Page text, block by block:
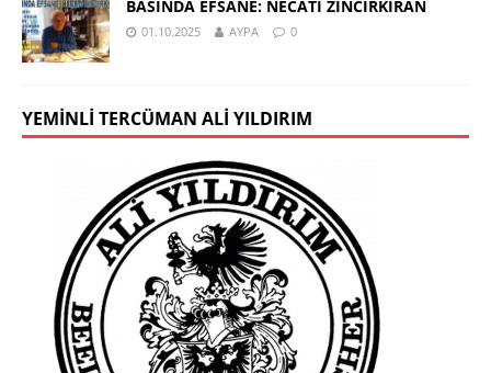
BASINDA EFSANE: NECATİ ZİNCİRKIRAN
01.10.2025 AYPA 0
YEMINLI TERCÜMAN ALI YILDIRIM